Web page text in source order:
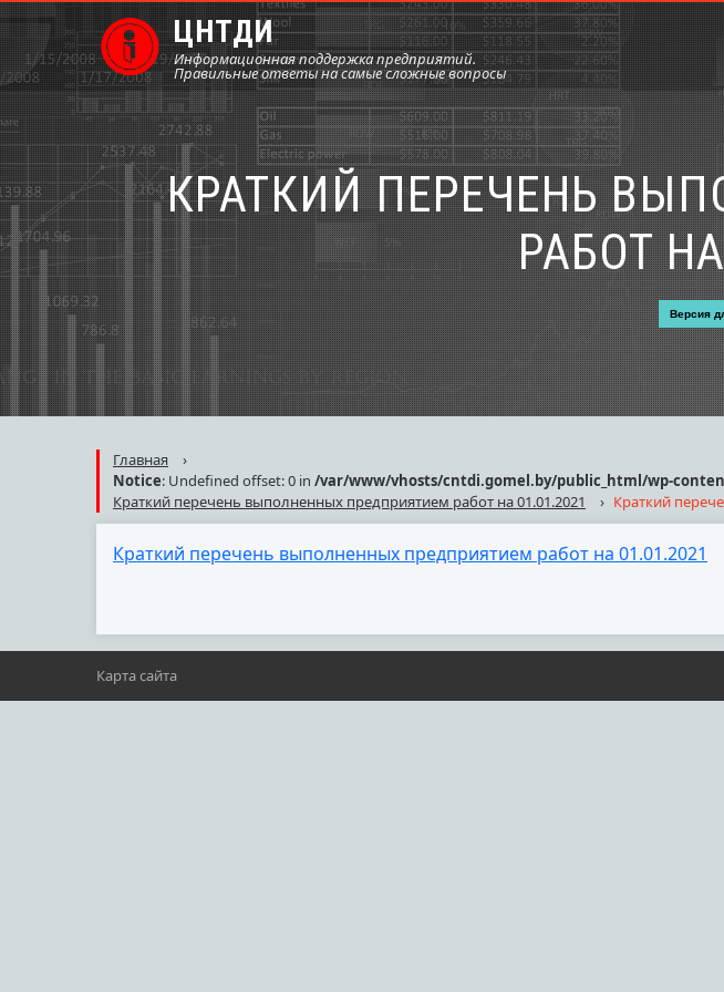
ЦНТДИ
Информационная поддержка предприятий.
Правильные ответы на самые сложные вопросы
КРАТКИЙ ПЕРЕЧЕНЬ
РАБОТ
Версия
Главная
›
Notice: Undefined offset: 0 in /var/www/vhosts/cntdi.gomel.by/public_html/wp-
Краткий перечень выполненных предприятием работ на 01.01.2021
› Краткий
Краткий перечень выполненных предприятием работ на 01.01.2021
Карта сайта